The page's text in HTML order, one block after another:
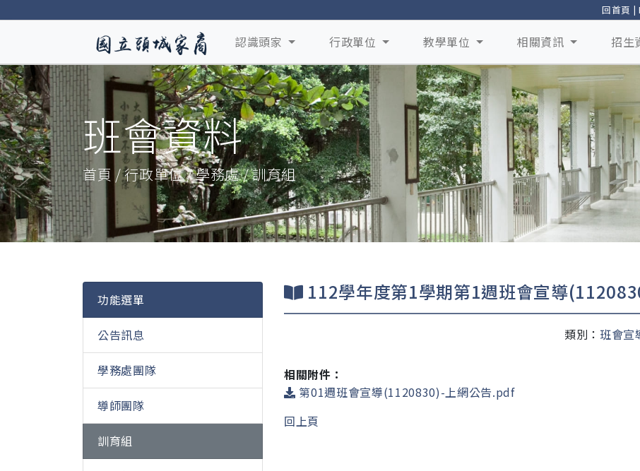
回首頁 |
認識頭家 行政單位 教學單位 相關資訊 招生
班會資料
首頁 / 行政單位 / 學務處 / 訓育組
功能選單
公告訊息
學務處團隊
導師團隊
訓育組
112學年度第1學期第1週班會宣導
類別： 班會宣
相關附件：
第01週班會宣導(1120830)-上網公告.pdf
回上頁